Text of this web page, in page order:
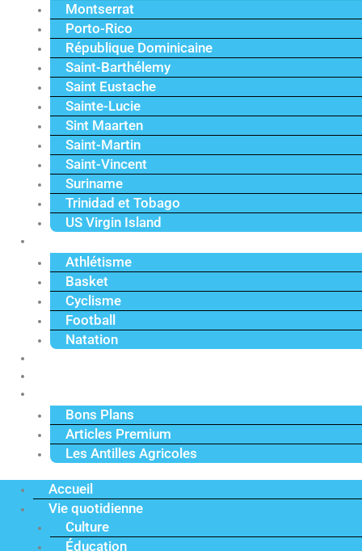
Montserrat
Porto-Rico
République Dominicaine
Saint-Barthélemy
Saint Eustache
Sainte-Lucie
Sint Maarten
Saint-Martin
Saint-Vincent
Suriname
Trinidad et Tobago
US Virgin Island
Athlétisme
Basket
Cyclisme
Football
Natation
Bons Plans
Articles Premium
Les Antilles Agricoles
Accueil
Vie quotidienne
Culture
Éducation